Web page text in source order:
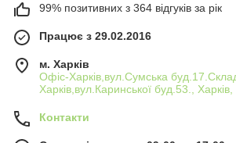
99% позитивних з 364 відгуків за рік
Працює з 29.02.2016
м. Харків
Офіс-Харків,вул.Сумська
Харків,вул.Каринської буд.53., Харків,
Контакти